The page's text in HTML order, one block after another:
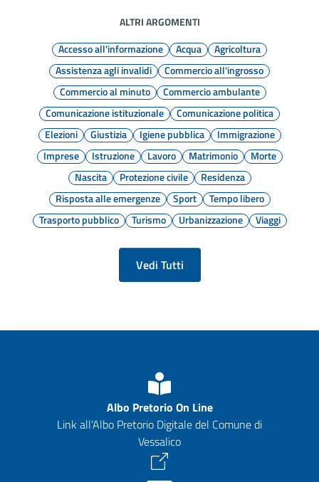
ALTRI ARGOMENTI
Accesso all'informazione
Acqua
Agricoltura
Assistenza agli invalidi
Commercio all'ingrosso
Commercio al minuto
Commercio ambulante
Comunicazione istituzionale
Comunicazione politica
Elezioni
Giustizia Igiene pubblica
Immigrazione
Imprese
Istruzione Lavoro Matrimonio
Morte
Nascita
Protezione civile
Residenza
Risposta alle emergenze
Sport
Tempo libero
Trasporto pubblico
Turismo Urbanizzazione Viaggi
Vedi Tutti
Albo Pretorio On Line
Link all'Albo Pretorio Digitale del Comune di
Vessalico